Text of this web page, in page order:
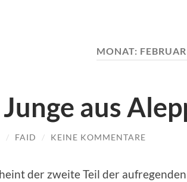
MONAT:
aus
/ FAID / KEINE KOMMENTARE
der zweite Teil der